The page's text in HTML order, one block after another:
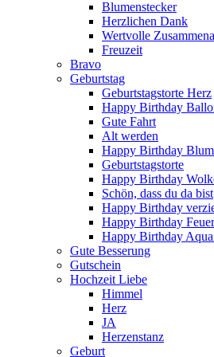
Blumenstecker
Herzlichen Dank
Wertvolle
Freuzeit
Bravo
Geburtstag
Geburtstagstorte Herz
Happy Birthday
Gute Fahrt
Alt werden
Happy Birthday
Geburtstagstorte
Happy Birthday
Schön, dass du da bist
Happy Birthday
Happy Birthday
Happy Birthday
Gute Besserung
Gutschein
Hochzeit Liebe
Himmel
Herz
JA
Herzenstanz
Geburt